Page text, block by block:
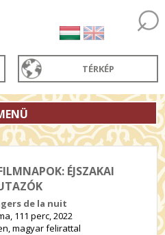
TÉRKÉP
ÉJSZAKAI
de la nuit
111 perc, 2022
magyar felirattal